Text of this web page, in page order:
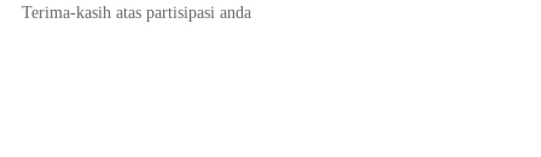
Terima-kasih atas partisipasi anda